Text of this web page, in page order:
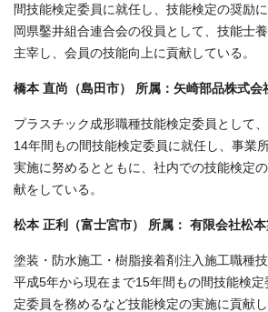
間技能検定委員に就任し、技能検定の奨励
岡県鑿井組合連合会の役員として、技能士
主宰し、会員の技能向上に貢献している。
橋本 直尚（島田市） 所属：矢崎部品株式会
プラスチック成形職種技能検定委員として
14年間もの間技能検定委員に就任し、事業
実施に努めるとともに、社内での技能検定
献をしている。
松本 正利（富士宮市） 所属： 有限会社松
塗装・防水施工・樹脂接着剤注入施工職種技
平成5年から現在まで15年間もの間技能検
定委員を務めるなど技能検定の実施に貢献